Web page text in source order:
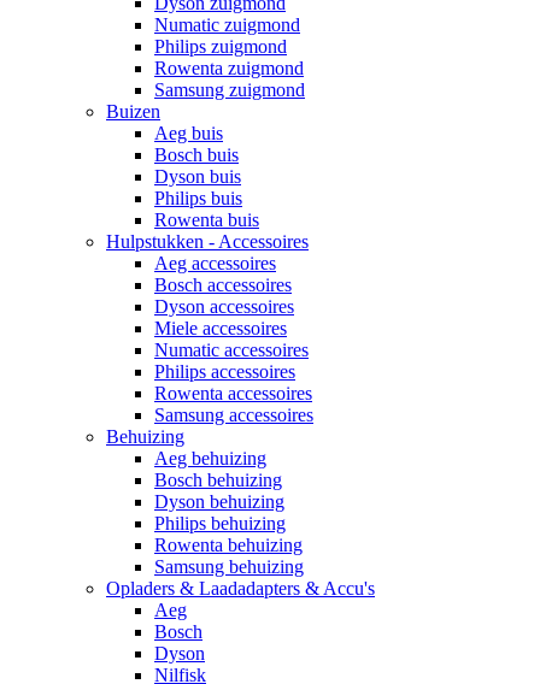
Numatic zuigmond
Philips zuigmond
Rowenta zuigmond
Samsung zuigmond
Buizen
Aeg buis
Bosch buis
Dyson buis
Philips buis
Rowenta buis
Hulpstukken - Accessoires
Aeg accessoires
Bosch accessoires
Dyson accessoires
Miele accessoires
Numatic accessoires
Philips accessoires
Rowenta accessoires
Samsung accessoires
Behuizing
Aeg behuizing
Bosch behuizing
Dyson behuizing
Philips behuizing
Rowenta behuizing
Samsung behuizing
Opladers & Laadadapters & Accu's
Aeg
Bosch
Dyson
Nilfisk